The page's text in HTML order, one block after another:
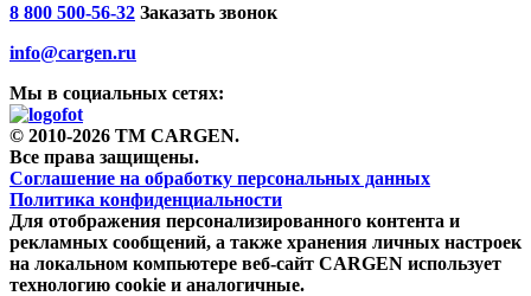
8 800 500-56-32 Заказать звонок
info@cargen.ru
Мы в социальных сетях:
© 2010-2026 TM CARGEN.
Все права защищены.
Соглашение на обработку персональных данных
Политика конфиденциальности
Для отображения персонализированного контента и
рекламных сообщений, а также хранения личных настроек
на локальном компьютере веб-сайт CARGEN использует
технологию cookie и аналогичные.